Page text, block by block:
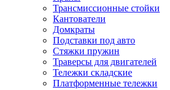
Трансмиссионные стойки
Кантователи
Домкраты
Подставки под авто
Стяжки пружин
Траверсы для двигателей
Тележки складские
Платформенные тележки